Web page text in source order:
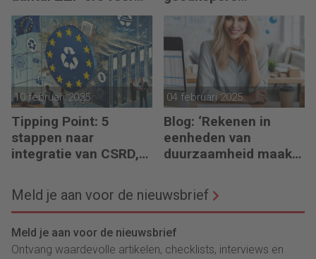
financiële planning?
financiering (om te
verduurzamen)
10 februari 2025
Tipping Point: 5
stappen naar
integratie van CSRD,
04 februari 2025
Blog: ‘Rekenen in
eenheden van
duurzaamheid maakt
Meld je aan voor de nieuwsbrief
Meld je aan voor de nieuwsbrief
Ontvang waardevolle artikelen, checklists, interviews en